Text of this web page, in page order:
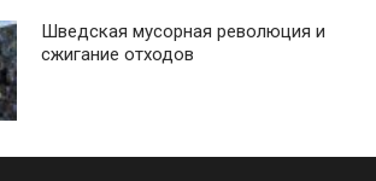
Шведская мусорная революция и
сжигание отходов